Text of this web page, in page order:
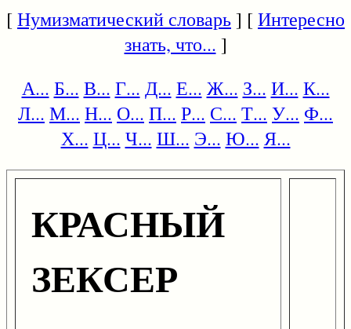
[Нумизматический словарь] [Интересно
знать, что... ]
А... Б... В... Г... Д... Е... Ж... З... И... К...
Л... М... Н... О... П... Р... С... Т... У... Ф...
Х... Ц... Ч... Ш... Э... Ю... Я...
КРАСНЫЙ
ЗЕКСЕР